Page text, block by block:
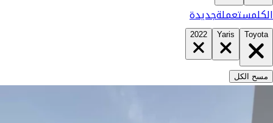
الكلمستعملةجديدة
Toyota
Yaris
2022
مسح الكل